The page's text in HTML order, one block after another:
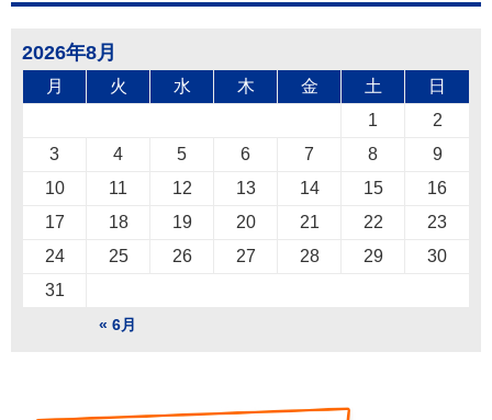
2026年8月
月 火 水 木 金 土 日
« 6月
1
2
3
4 5 6 7 8
9
10
11 12 13 14 15
16
17
18 19 20 21 22
23
24
25 26 27 28 29
30
31